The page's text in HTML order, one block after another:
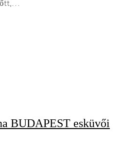
BUDAPEST esküvői